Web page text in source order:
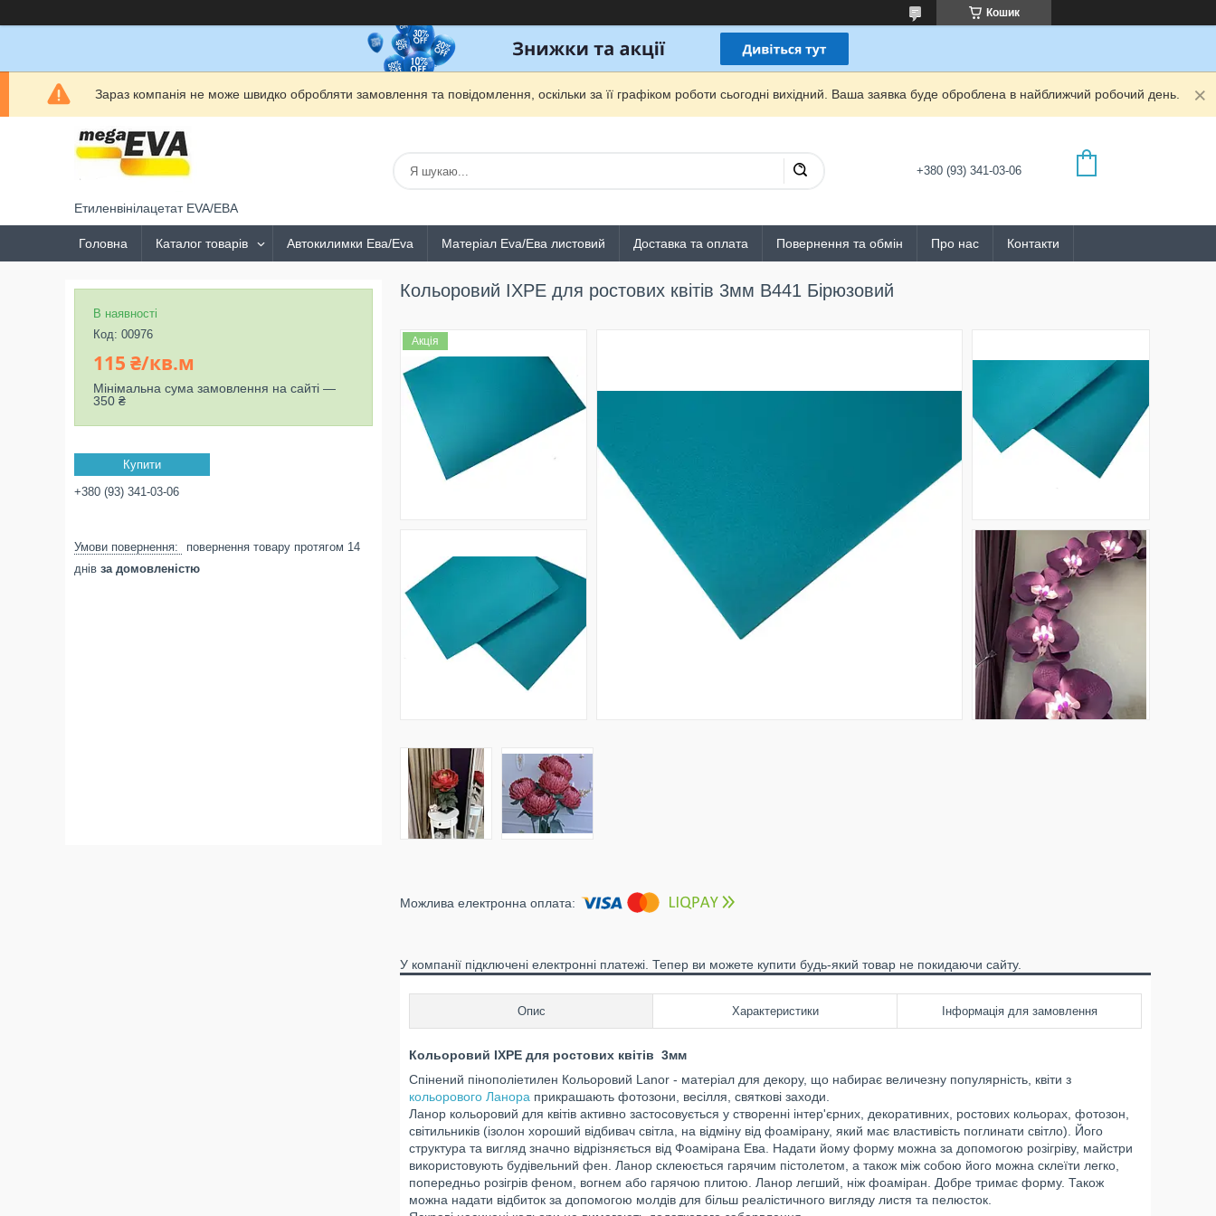
Кошик
Зараз компанія не може швидко обробляти замовлення та повідомлення, оскільки за її графіком роботи сьогодні вихідний. Ваша заявка буде оброблена в найближчий робочий день.
Етиленвінілацетат EVA/ЕВА
+380 (93) 341-03-06
Головна Каталог товарів Автокилимки Ева/Eva Матеріал Eva/Ева листовий Доставка та оплата Повернення та обмін Про нас Контакти
Кольоровий IXPE для ростових квітів 3мм B441 Бірюзовий
Акція
У компанії підключені електронні платежі. Тепер ви можете купити будь-який товар не покидаючи сайту.
Опис Характеристики Інформація для замовлення
Кольоровий IXPE для ростових квітів 3мм
Спінений пінополіетилен Кольоровий Lanor - матеріал для декору, що набирає величезну популярність, квіти з
кольорового Ланора прикрашають фотозони, весілля, святкові заходи.
Ланор кольоровий для квітів активно застосовується у створенні інтер'єрних, декоративних, ростових кольорах, фотозон,
світильників (ізолон хороший відбивач світла, на відміну від фоамірану, який має властивість поглинати світло). Його
структура та вигляд значно відрізняється від Фоамірана Ева. Надати йому форму можна за допомогою розігріву, майстри
використовують будівельний фен. Ланор склеюється гарячим пістолетом, а також між собою його можна склеїти легко,
попередньо розігрів феном, вогнем або гарячою плитою. Ланор легший, ніж фоаміран. Добре тримає форму. Також
можна надати відбиток за допомогою молдів для більш реалістичного вигляду листя та пелюсток.
В наявності
Код: 00976
115 ₴/кв.м
Мінімальна сума замовлення на сайті —
350 ₴
Купити
+380 (93) 341-03-06
повернення товару протягом 14
днів за домовленістю